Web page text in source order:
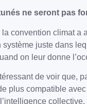
ne seront pas
convention climat a
système juste dans
on leur donne
de voir que,
plus compatible